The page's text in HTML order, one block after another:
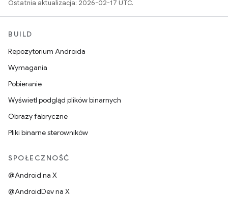
Ostatnia aktualizacja: 2026-02-17 UTC.
BUILD
Repozytorium Androida
Wymagania
Pobieranie
Wyświetl podgląd plików binarnych
Obrazy fabryczne
Pliki binarne sterowników
SPOŁECZNOŚĆ
@Android na X
@AndroidDev na X